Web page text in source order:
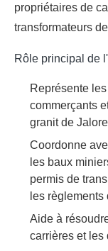
propriétaires de
transformateurs
Rôle principal de
Représente
commerçants
granit de Jalore
Coordonne
les baux
permis de
les règlements
Aide à
carrières et les